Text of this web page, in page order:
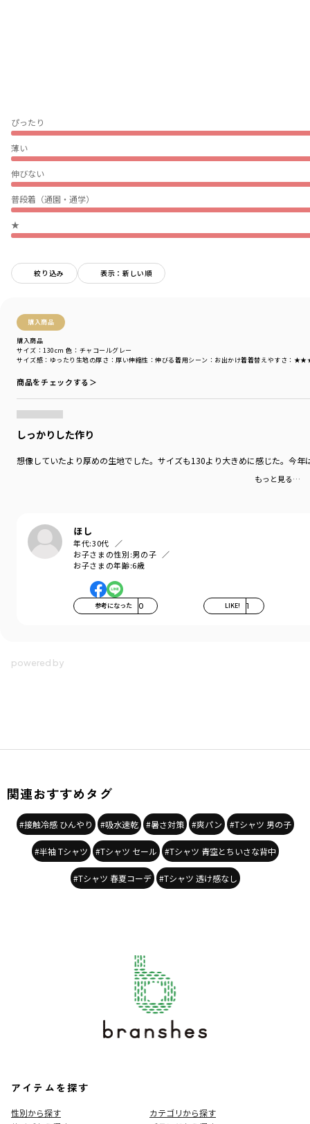
ぴったり
薄い
伸びない
普段着（通園・通学）
★
絞り込み 表示：新しい順
購入商品
購入商品
サイズ感 ：ゆったり 生地の厚さ ：厚い伸縮性 ：伸びる着用シーン ：お出かけ着着替えやすさ ：
サイズ：130cm 色：チャコールグレー
商品をチェックする＞
しっかりした作り
想像していたより厚めの生地でした。サイズも130より大きめに感じた。今
もっと見る…
ほし
年代:30代
お子さまの性別:男の子
お子さまの年齢:6歳
参考になった 0 LIKE! 1
-----
ポケット：あり
着用イメージ/カラー：チャコールグレー
モデル：身長108.0cm 体重17kg
シーズン
／アウトレット
カテゴリ
／トップス>半袖Tシャツ・タンクトップ
対象イベント
商品番号
関連おすすめタグ
#接触冷感 ひんやり #吸水速乾 #暑さ対策 #爽パン #Tシャツ 男の子
#半袖 Tシャツ #Tシャツ セール #Tシャツ 青空とちいさな背中
#Tシャツ 春夏コーデ #Tシャツ 透け感なし
アイテムを探す
性別から探す
カテゴリから探す